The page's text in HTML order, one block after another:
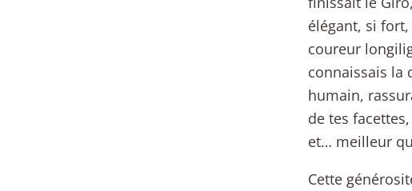
élégant, si
coureur
connaissais la
humain,
de tes
et… meilleur
Cette